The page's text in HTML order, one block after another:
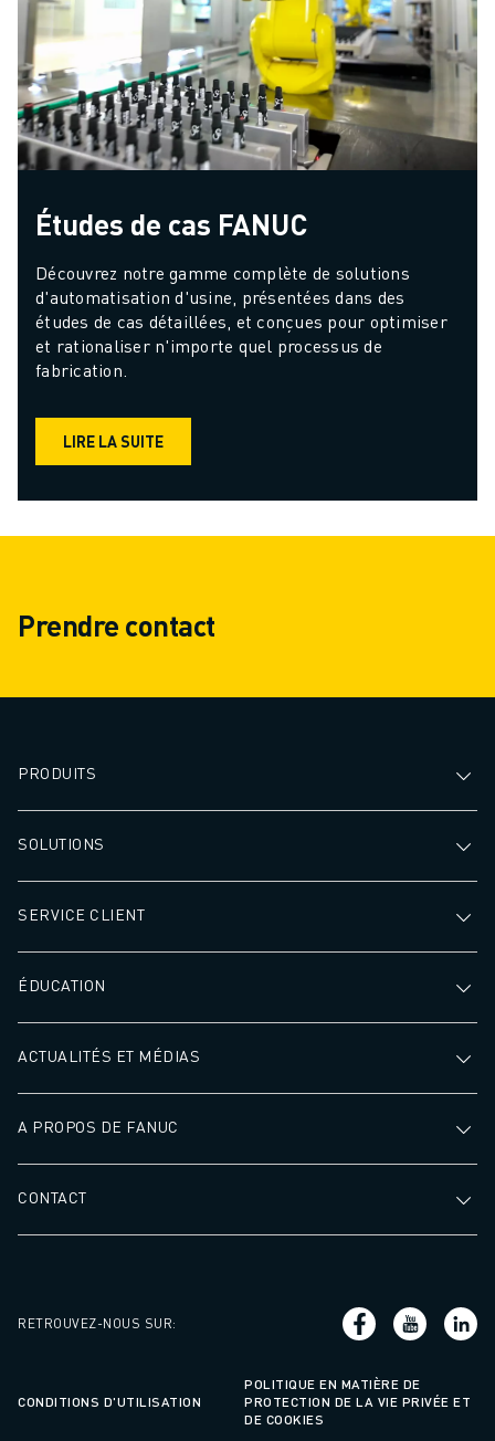
Études de cas FANUC
Découvrez notre gamme complète de solutions
d'automatisation d'usine, présentées dans des
études de cas détaillées, et conçues pour optimiser
et rationaliser n'importe quel processus de
fabrication.
LIRE LA SUITE
Prendre contact
PRODUITS
SOLUTIONS
SERVICE CLIENT
ÉDUCATION
ACTUALITÉS ET MÉDIAS
A PROPOS DE FANUC
CONTACT
RETROUVEZ-NOUS SUR:
CONDITIONS D'UTILISATION
POLITIQUE EN MATIÈRE DE
PROTECTION DE LA VIE PRIVÉE ET
DE COOKIES